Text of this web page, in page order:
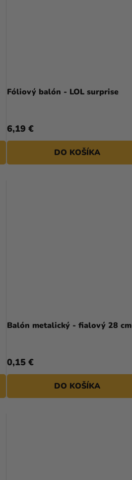
Fóliový balón - LOL surprise
6,19 €
DO KOŠÍKA
Balón metalický - fialový 28 cm
0,15 €
DO KOŠÍKA